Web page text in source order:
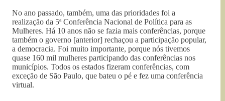
No ano passado, também, uma das prioridades foi a
realização da 5ª Conferência Nacional de Política para as
Mulheres. Há 10 anos não se fazia mais conferências, porque
também o governo [anterior] rechaçou a participação popular,
a democracia. Foi muito importante, porque nós tivemos
quase 160 mil mulheres participando das conferências nos
municípios. Todos os estados fizeram conferências, com
exceção de São Paulo, que bateu o pé e fez uma conferência
virtual.